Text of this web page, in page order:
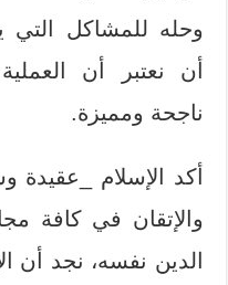
وحله للمشاكل التي
أن نعتبر أن العملية
ناجحة ومميزة.
أكد الإسلام _عقيدة
والإتقان في كافة
الدين نفسه، نجد أن